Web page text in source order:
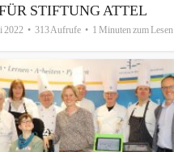
STIFTUNG ATTEL
2022 313 Aufrufe 1 Minuten zum Lesen